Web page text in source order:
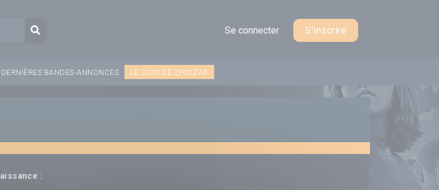
Recherche
Se connecter S'inscrire
DERNIÈRES BANDES-ANNONCES LE COIN DE ZHOLTAR
: